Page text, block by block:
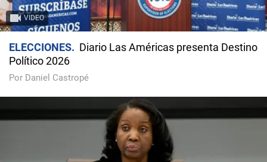
VIDEO
ELECCIONES
Diario Las Américas presenta Destino
Político 2026
Por Daniel Castropé